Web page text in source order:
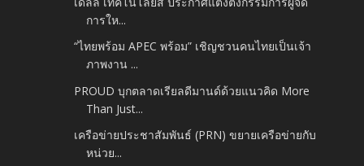
การให...
“ไทยพร้อม APEC พร้อม” เชิญชวนคนไทยเป็นเจ้า
ภาพงาน ...
PROUD บุกตลาดเรียลดีมานด์ด้วยแนวคิด More
Than Just...
เครือข่ายประชาสัมพันธ์ (PRN) ขยายเครือข่ายกับ
หน่วย...